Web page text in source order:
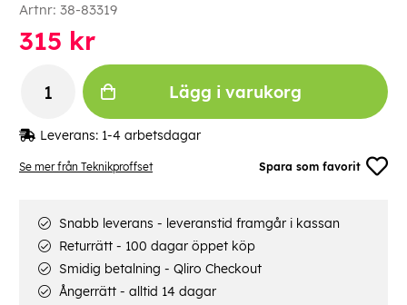
Se mer från Teknikproffset Spara som favorit
Artnr: 38-83319
315 kr
Lägg i varukorg
Leverans: 1-4 arbetsdagar
Snabb leverans - leveranstid framgår i kassan
Returrätt - 100 dagar öppet köp
Smidig betalning - Qliro Checkout
Ångerrätt - alltid 14 dagar